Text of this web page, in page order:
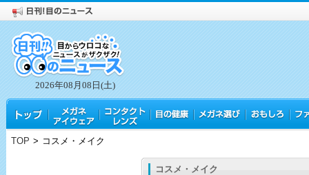
2026年08月08日(土)
TOP > コスメ・メイク
コスメ・メイク